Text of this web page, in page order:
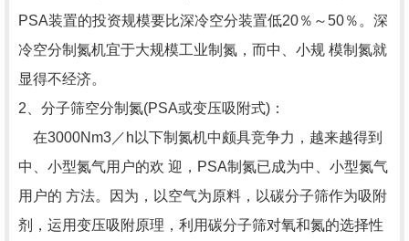
PSA装置的投资规模要比深冷空分装置低20％～50％。深
冷空分制氮机宜于大规模工业制氮，而中、小规 模制氮就
显得不经济。
2、分子筛空分制氮(PSA或变压吸附式)：
在3000Nm3／h以下制氮机中颇具竞争力，越来越得到
中、小型氮气用户的欢 迎，PSA制氮已成为中、小型氮气
用户的 方法。因为，以空气为原料，以碳分子筛作为吸附
剂，运用变压吸附原理，利用碳分子筛对氧和氮的选择性